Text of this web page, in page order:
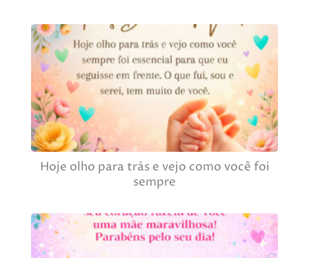
Hoje olho para trás e vejo como você foi
sempre